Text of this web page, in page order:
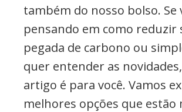
também do nosso bolso. Se
pensando em como reduzir
pegada de carbono ou
quer entender as
artigo é para você. Vamos
melhores opções que estão